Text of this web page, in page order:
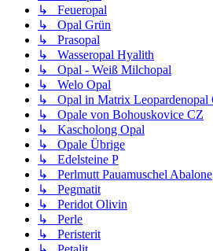
↳ Feueropal
↳ Opal Grün
↳ Prasopal
↳ Wasseropal Hyalith
↳ Opal - Weiß Milchopal
↳ Welo Opal
↳ Opal in Matrix Leopardenopal
↳ Opale von Bohouskovice CZ
↳ Kascholong Opal
↳ Opale Übrige
↳ Edelsteine P
↳ Perlmutt Pauamuschel Abalone
↳ Pegmatit
↳ Peridot Olivin
↳ Perle
↳ Peristerit